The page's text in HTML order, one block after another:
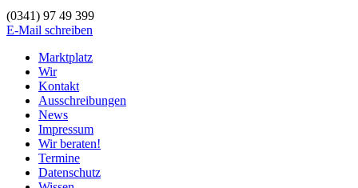
(0341) 97 49 399
E-Mail schreiben
Marktplatz
Wir
Kontakt
Ausschreibungen
News
Impressum
Wir beraten!
Termine
Datenschutz